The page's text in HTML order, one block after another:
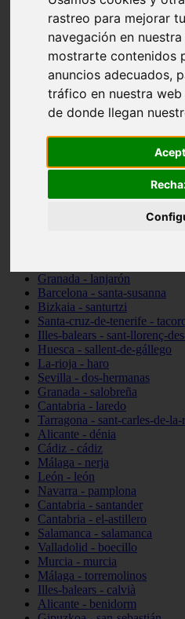
rastreo para mejorar
navegación en
mostrarte contenidos
anuncios adecuados,
tráfico en nuestra
de donde llegan
Huesca - alquézar
Huesca - castejón-de-sos
Lleida - alt-àneu
Córdoba - almedinilla
Navarra - zangoza
Cantabria - arenas-de-iguña
Barcelona - la-pobla-de-lillet
Murcia - cartagena
Madrid - nuevo-baztán
Granada - lanjarón
Barcelona - santa-susanna
Bizkaia - santurtzi
Santa-cruz-de-tenerife -
Illes-balears - sant-llorenç-
Huesca - sallent-de-gállego
La-rioja - haro
Sevilla - dos-hermanas
Granada - salobreña
Cantabria - laredo
Tarragona - sant-carles-de-la-
Alicante - dénia
Cádiz - cádiz
Málaga - nerja
León - león
Navarra - pamplona
Cantabria - santander
Cantabria - el-astillero
Salamanca - salamanca
Valladolid - boecillo
Murcia - murcia
Málaga - torremolinos
Illes-balears - calvià
Alicante - benidorm